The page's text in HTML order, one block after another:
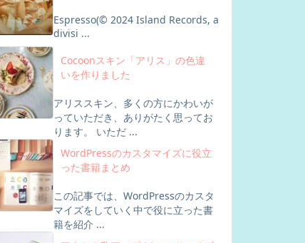
Espresso(© 2024 Island Records, a
divisi ...
Cocoonスキン「アリス」の色違
いを作りました
アリススキン、多くの方にかわいが
っていただき、ありがたく思ってお
ります。 いただ ...
WordPressのカスタマイズに役立
った書籍まとめ
この記事では、WordPressのカスタ
マイズをしていく中で役に立った書
籍を紹介 ...